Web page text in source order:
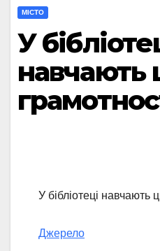
МІСТО
У
навчають
У бібліотеці навчають
Джерело